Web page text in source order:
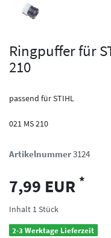
Ringpuffer für
210
passend für STIHL
021 MS 210
Artikelnummer3124
7,99 EUR *
Inhalt 1 Stück
2-3 Werktage Lieferzeit